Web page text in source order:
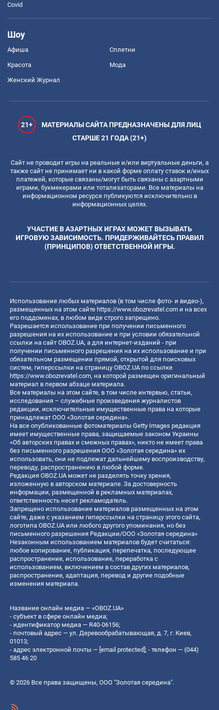
Covid
Шоу
Афиша Сплетни
Красота Мода
Женский Журнал
21+
МАТЕРИАЛЫ САЙТА ПРЕДНАЗНАЧЕНЫ ДЛЯ ЛИЦ
СТАРШЕ 21 ГОДА (21+)
Сайт не проводит игры на реальные и/или виртуальные деньги, а
также сайт не принимает ни в какой форме оплату ставок и/иных
платежей, которые связаны/могут быть связаны с азартными
играми, букмекерами или тотализаторами. Все материалы на
информационном ресурсе публикуются исключительно в
информационных целях.
УЧАСТИЕ В АЗАРТНЫХ ИГРАХ МОЖЕТ ВЫЗЫВАТЬ
ИГРОВУЮ ЗАВИСИМОСТЬ. ПРИДЕРЖИВАЙТЕСЬ ПРАВИЛ
(ПРИНЦИПОВ) ОТВЕТСТВЕННОЙ ИГРЫ.
Использование любых материалов (в том числе фото- и видео-),
размещенных на этом сайте https://www.obozrevatel.com и на всех
его поддоменах, в любом виде строго запрещено.
Разрешается использование при получении письменного
разрешения на их использование и при условии обязательной
ссылки на сайт OBOZ.UA, а для интернет-изданий - при
получении письменного разрешения на их использование и при
обязательном размещении прямой, открытой для поисковых
систем, гиперссылки на страницу OBOZ.UA по ссылке
https://www.obozrevatel.com, на которой размещен оригинальный
материал в первом абзаце материала.
Все материалы на этом сайте, в том числе интервью, статьи,
исследования – служебные произведения журналистов
редакции, исключительные имущественные права на которые
принадлежат ООО «Золотая середина».
На все опубликованные фотоматериалы Getty Images редакция
имеет имущественные права, защищаемые законом Украины
«Об авторских правах и смежных правах», никто не имеет права
без письменного разрешения ООО «Золотая середина» их
использовать, они не подлежат дальнейшему воспроизводству,
переводу, распространению в любой форме.
Редакция OBOZ.UA может не разделять точку зрения,
изложенную в авторском материале. За достоверность
информации, размещенной в рекламных материалах,
ответственность несет рекламодатель.
Запрещено использование материалов размещенных на этом
сайте, даже с указанием гиперссылки на страницу этого сайта,
логотипа OBOZ.UA или любого другого упоминания, но без
письменного разрешения Редакции/ООО «Золотая середина»
Незаконным использованием материалов будет считаться:
любое копирование, публикация, перепечатка, последующее
распространение, использование, переработка с
использованием, включением в состав других материалов,
распространение, адаптация, перевод и другие подобные
изменения материала.
Название онлайн медиа — «OBOZ.UA»
- субъект в сфере онлайн медиа;
- идентификатор медиа — R40-06156;
- почтовый адрес — ул. Деревообрабатывающая, д. 7, г. Киев,
01013;
- адрес электронной почты — [email protected]; - телефон — (044)
585 46 20
© 2026 Все права защищены, ООО "Золотая середина".